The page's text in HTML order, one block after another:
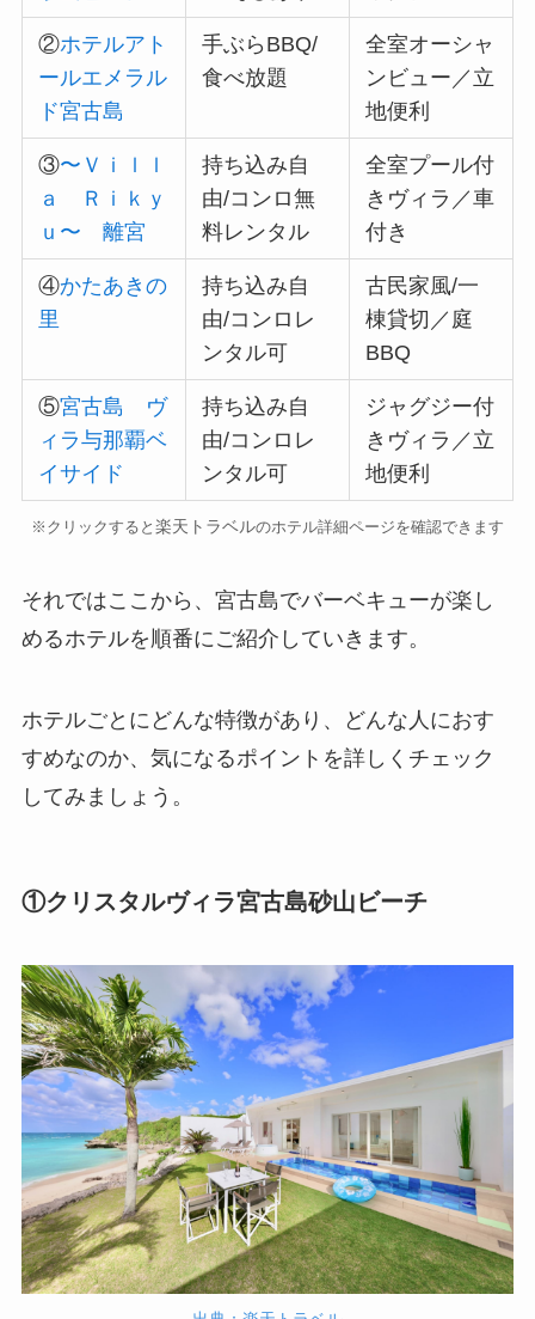
②ホテルアト
ールエメラル
ド宮古島
手ぶらBBQ/
食べ放題
全室オーシャ
ンビュー／立
地便利
③〜Ｖｉｌｌ
ａ Ｒｉｋｙ
ｕ〜 離宮
持ち込み自
由/コンロ無
料レンタル
全室プール付
きヴィラ／車
付き
④かたあきの
里
持ち込み自
由/コンロレ
ンタル可
古民家風/一
棟貸切／庭
BBQ
⑤宮古島 ヴ
ィラ与那覇ベ
イサイド
持ち込み自
由/コンロレ
ンタル可
ジャグジー付
きヴィラ／立
地便利
※クリックすると 楽天トラベルのホテル詳細ページを確認できます
それではここから、宮古島でバーベキューが楽し
めるホテルを順番にご紹介していきます。
ホテルごとにどんな特徴があり、どんな人におす
すめなのか、気になるポイントを詳しくチェック
してみましょう。
①クリスタルヴィラ宮古島砂山ビーチ